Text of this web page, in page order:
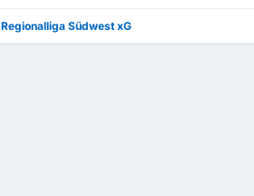
Regionalliga Südwest xG